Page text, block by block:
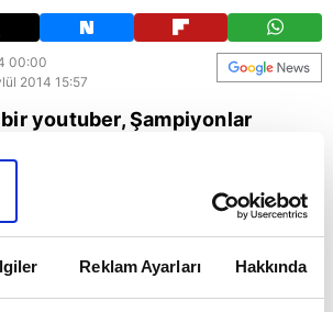
Reklam Ayarları Hakkında
00:00
2014 15:57
bir youtuber, Şampiyonlar
video çıktı.